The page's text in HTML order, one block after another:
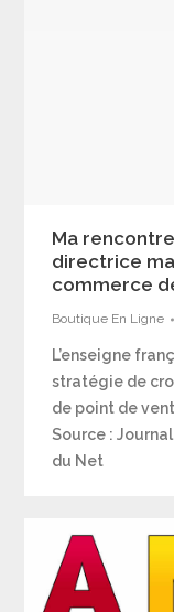
Ma
directrice
commerce
Boutique En Ligne
L’enseigne
stratégie de
de point de
Source :
du Net